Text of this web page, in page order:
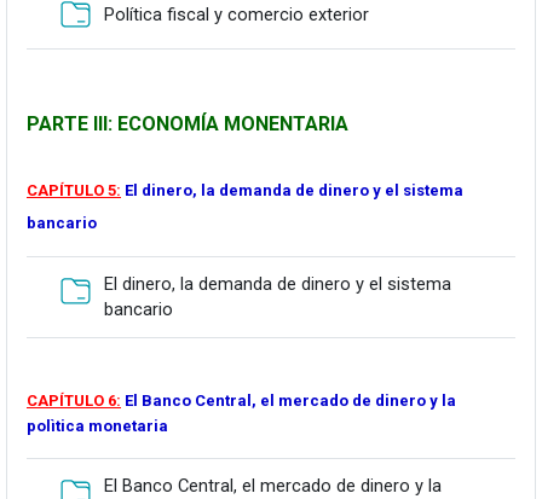
Política fiscal y comercio exteriorKarpeta
PARTE III: ECONOMÍA MONENTARIA
CAPÍTULO 5: El dinero, la demanda de dinero y el sistema
bancario
El dinero, la demanda de dinero y el sistema
bancario
CAPÍTULO 6: El Banco Central, el mercado de dinero y la
polìtica monetaria
El Banco Central, el mercado de dinero y la